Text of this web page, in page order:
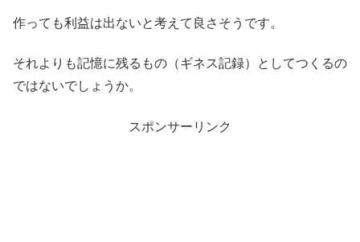
作っても利益は出ないと考えて良さそうです。
それよりも記憶に残るもの（ギネス記録）としてつくるの
ではないでしょうか。
スポンサーリンク